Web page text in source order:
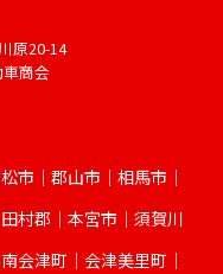
原20-14
商会
市｜郡山市｜相馬市｜
村郡｜本宮市｜須賀川
会津町｜会津美里町｜